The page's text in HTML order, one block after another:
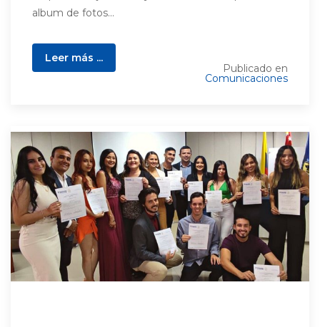
album de fotos...
Leer más ...
Publicado en
Comunicaciones